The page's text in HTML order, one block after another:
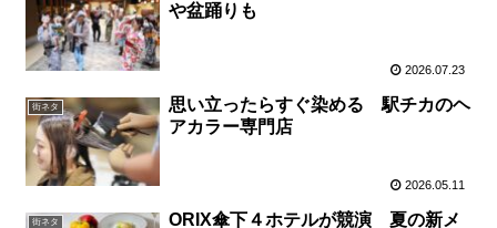
や盆踊りも
2026.07.23
街ネタ
思い立ったらすぐ染める 駅チカのヘ
アカラー専門店
2026.05.11
街ネタ
ORIX傘下４ホテルが競演 夏の新メ